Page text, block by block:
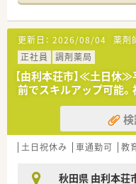
■各エリアの基幹店
ならず地域の薬局と
ります。
【店舗情報と応需状況
■羽後本荘駅から徒
インに1日平均160枚
■薬剤師は常勤3名と
あたりの処方箋枚数
■近隣のクリニック
を取り扱うことで幅
更新日： 2026/08/04 薬剤
正社員
調剤薬局
【由利本荘市】≪土日休
前でスキルアップ可能。
土日祝休み 車通勤可 教
秋田県 由利本荘